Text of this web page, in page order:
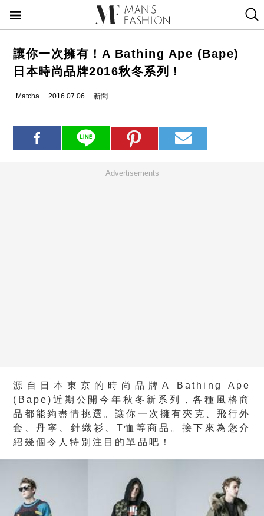
讓你一次擁有！A Bathing Ape (Bape)
日本時尚品牌2016秋冬系列！
Matcha 2016.07.06 新聞
Advertisements
源自日本東京的時尚品牌A Bathing Ape
(Bape)近期公開今年秋冬新系列，各種風格商
品都能夠盡情挑選。讓你一次擁有夾克、飛行外
套、丹寧、針織衫、T恤等商品。接下來為您介
紹幾個令人特別注目的單品吧！